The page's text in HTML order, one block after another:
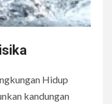
Hidup
kandungan